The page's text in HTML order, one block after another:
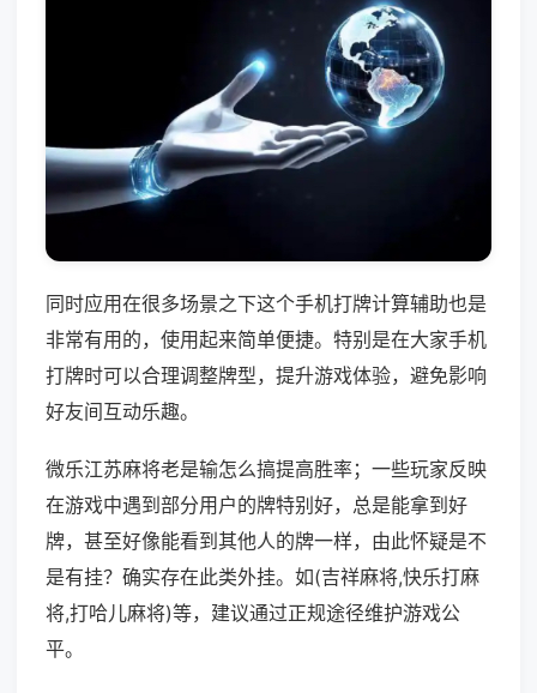
同时应用在很多场景之下这个手机打牌计算辅助也是
非常有用的，使用起来简单便捷。特别是在大家手机
打牌时可以合理调整牌型，提升游戏体验，避免影响
好友间互动乐趣。
微乐江苏麻将老是输怎么搞提高胜率；一些玩家反映
在游戏中遇到部分用户的牌特别好，总是能拿到好
牌，甚至好像能看到其他人的牌一样，由此怀疑是不
是有挂？确实存在此类外挂。如(吉祥麻将,快乐打麻
将,打哈儿麻将)等，建议通过正规途径维护游戏公
平。